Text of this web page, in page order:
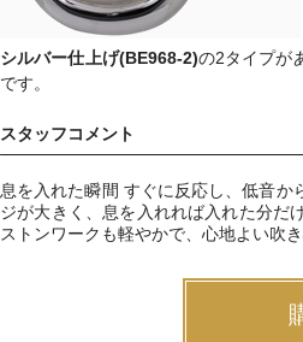
シルバー仕上げ(BE968-2)の2タイプが
です。
スタッフコメント
息を入れた瞬間 すぐに反応し、低音
ジが大きく、息を入れれば入れた分だ
ストンワークも軽やかで、心地よい吹き